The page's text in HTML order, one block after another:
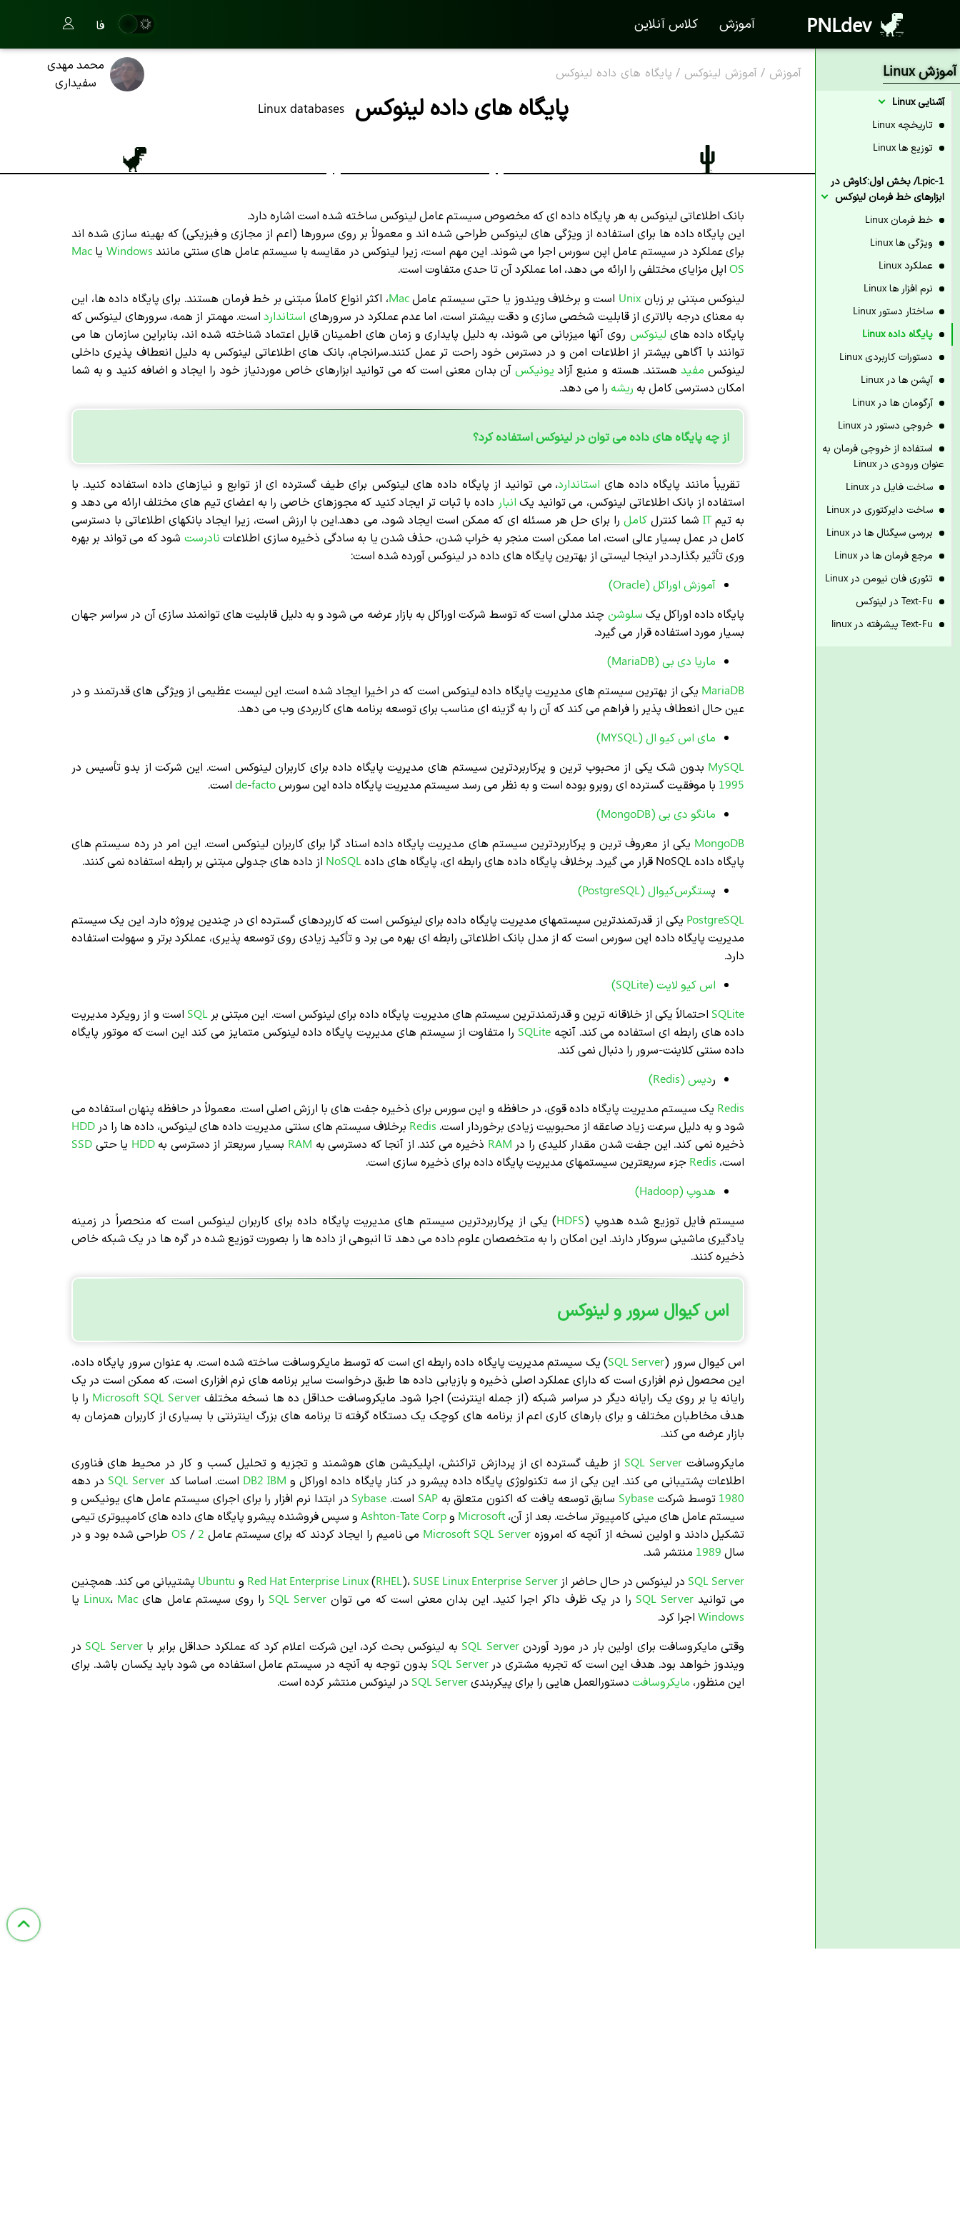
PNLdev آموزش کلاس آنلاین فا
محمد مهدی
سفیداری
آموزش / آموزش لینوکس / پایگاه های داده لینوکس
پایگاه های داده لینوکس Linux databases
بانک اطلاعاتی لینوکس به هر پایگاه داده ای که مخصوص سیستم عامل لینوکس ساخته شده است اشاره دارد.
این پایگاه داده ها برای استفاده از ویژگی های لینوکس طراحی شده اند و معمولاً بر روی سرورها (اعم از مجازی و فیزیکی) که بهینه سازی شده اند
برای عملکرد در سیستم عامل اپن سورس اجرا می شوند. این مهم است، زیرا لینوکس در مقایسه با سیستم عامل های سنتی مانند Windows یا Mac
OS اپل مزایای مختلفی را ارائه می دهد، اما عملکرد آن تا حدی متفاوت است.
لینوکس مبتنی بر زبان Unix است و برخلاف ویندوز یا حتی سیستم عاملMac، اکثر انواع کاملاً مبتنی بر خط فرمان هستند. برای پایگاه داده ها، این
به معنای درجه بالاتری از قابلیت شخصی سازی و دقت بیشتر است، اما عدم عملکرد در سرورهای استاندارد است. مهمتر از همه، سرورهای لینوکس که
پایگاه داده های لینوکس روی آنها میزبانی می شوند، به دلیل پایداری و زمان های اطمینان قابل اعتماد شناخته شده اند، بنابراین سازمان ها می
توانند با آگاهی بیشتر از اطلاعات امن و در دسترس خود راحت تر عمل کنند.سرانجام، بانک های اطلاعاتی لینوکس به دلیل انعطاف پذیری داخلی
لینوکس مفید هستند. هسته و منبع آزاد یونیکسآن بدان معنی است که می توانید ابزارهای خاص موردنیاز خود را ایجاد و اضافه کنید و به شما
امکان دسترسی کامل به ریشه را می دهد.
از چه پایگاه های داده می توان در لینوکس استفاده کرد؟
تقریباً مانند پایگاه داده های استاندارد، می توانید از پایگاه داده های لینوکس برای طیف گسترده ای از توابع و نیازهای داده استفاده کنید. با
استفاده از بانک اطلاعاتی لینوکس، می توانید یک انبار داده با ثبات تر ایجاد کنید که مجوزهای خاصی را به اعضای تیم های مختلف ارائه می دهد و
به تیم IT شما کنترل کامل را برای حل هر مسئله ای که ممکن است ایجاد شود، می دهد.این با ارزش است، زیرا ایجاد بانکهای اطلاعاتی با دسترسی
کامل در عمل بسیار عالی است، اما ممکن است منجر به خراب شدن، حذف شدن یا به سادگی ذخیره سازی اطلاعات نادرست شود که می تواند بر بهره
وری تأثیر بگذارد.در اینجا لیستی از بهترین پایگاه های داده در لینوکس آورده شده است:
آموزش اوراکل (Oracle)
پایگاه داده اوراکل یک سلوشن چند مدلی است که توسط شرکت اوراکل به بازار عرضه می شود و به دلیل قابلیت های توانمند سازی آن در سراسر جهان
بسیار مورد استفاده قرار می گیرد.
ماریا دی بی (MariaDB)
MariaDB یکی از بهترین سیستم های مدیریت پایگاه داده لینوکس است که در اخیرا ایجاد شده است. این لیست عظیمی از ویژگی های قدرتمند و در
عین حال انعطاف پذیر را فراهم می کند که آن را به گزینه ای مناسب برای توسعه برنامه های کاربردی وب می دهد.
مای اس کیو ال (MYSQL)
MySQL بدون شک یکی از محبوب ترین و پرکاربردترین سیستم های مدیریت پایگاه داده برای کاربران لینوکس است. این شرکت از بدو تأسیس در
1995 با موفقیت گسترده ای روبرو بوده است و به نظر می رسد سیستم مدیریت پایگاه داده اپن سورس de-facto
است.
مانگو دی بی (MongoDB)
MongoDB یکی از معروف ترین و پرکاربردترین سیستم های مدیریت پایگاه داده اسناد گرا برای کاربران لینوکس است. این امر در رده سیستم های
پایگاه داده NoSQL قرار می گیرد. برخلاف پایگاه داده های رابطه ای، پایگاه های داده
NoSQL از داده های جدولی مبتنی بر رابطه استفاده نمی کنند.
پستگرس‌کیوال (PostgreSQL)
PostgreSQL یکی از قدرتمندترین سیستمهای مدیریت پایگاه داده برای لینوکس است که کاربردهای گسترده ای در چندین پروژه دارد. این یک سیستم
مدیریت پایگاه داده اپن سورس است که از مدل بانک اطلاعاتی رابطه ای بهره می برد و تأکید زیادی روی توسعه پذیری، عملکرد برتر و سهولت استفاده
دارد.
اس کیو لایت (SQLite)
SQLite احتمالاً یکی از خلاقانه ترین و قدرتمندترین سیستم های مدیریت پایگاه داده برای لینوکس است. این مبتنی بر SQL است و از رویکرد مدیریت
داده های رابطه ای استفاده می کند. آنچهSQLite را متفاوت از سیستم های مدیریت پایگاه داده لینوکس متمایز می کند این است که موتور پایگاه
داده سنتی کلاینت-سرور را دنبال نمی کند.
ردیس (Redis)
Redis یک سیستم مدیریت پایگاه داده قوی، در حافظه و اپن سورس برای ذخیره جفت های با ارزش اصلی است. معمولاً در حافظه پنهان استفاده می
شود و به دلیل سرعت زیاد صاعقه از محبوبیت زیادی برخوردار است. Redis برخلاف سیستم های سنتی مدیریت داده های لینوکس، داده ها را در HDD
ذخیره نمی کند. این جفت شدن مقدار کلیدی را در RAM ذخیره می کند. از آنجا که دسترسی به RAM بسیار سریعتر از دسترسی بهHDD یا حتی SSD
است، Redis جزء سریعترین سیستمهای مدیریت پایگاه داده برای ذخیره سازی است.
هدوپ (Hadoop)
سیستم فایل توزیع شده هدوپ (HDFS) یکی از پرکاربردترین سیستم های مدیریت پایگاه داده برای کاربران لینوکس است که منحصراً در زمینه
یادگیری ماشینی سروکار دارند. این امکان را به متخصصان علوم داده می دهد تا انبوهی از داده ها را بصورت توزیع شده در گره ها در یک شبکه خاص
ذخیره کنند.
اس کیوال سرور و لینوکس
اس کیوال سرور (SQL Server) یک سیستم مدیریت پایگاه داده رابطه ای است که توسط مایکروسافت ساخته شده است. به عنوان سرور پایگاه داده،
این محصول نرم افزاری است که دارای عملکرد اصلی ذخیره و بازیابی داده ها طبق درخواست سایر برنامه های نرم افزاری است، که ممکن است در یک
رایانه یا بر روی یک رایانه دیگر در سراسر شبکه (از جمله اینترنت) اجرا شود. مایکروسافت حداقل ده ها نسخه مختلفMicrosoft SQL Server را با
هدف مخاطبان مختلف و برای بارهای کاری اعم از برنامه های کوچک یک دستگاه گرفته تا برنامه های بزرگ اینترنتی با بسیاری از کاربران همزمان به
بازار عرضه می کند.
مایکروسافت
SQL Server
از طیف گسترده ای از پردازش تراکنش، اپلیکیشن های هوشمند و تجزیه و تحلیل کسب و کار در محیط های فناوری
اطلاعات پشتیبانی می کند. این یکی از سه تکنولوژی پایگاه داده پیشرو در کنار پایگاه داده اوراکل وDB2 IBM است. اساسا کد
در دهه
1980 توسط شرکت Sybase سابق توسعه یافت که اکنون متعلق بهSAP است. Sybase در ابتدا نرم افزار را برای اجرای سیستم عامل های یونیکس و
سیستم عامل های مینی کامپیوتر ساخت. بعد از آن، Microsoft وAshton-Tate Corpو سپس فروشنده پیشرو پایگاه های داده های کامپیوتری تیمی
تشکیل دادند و اولین نسخه از آنچه که امروزه
Microsoft SQL Server می نامیم را ایجاد کردند که برای سیستم عامل OS / 2
طراحی شده بود و در
سال 1989 منتشر شد.
SQL Server در لینوکس در حال حاضر از Red Hat Enterprise Linux(RHEL)، SUSE Linux Enterprise Server و Ubuntu پشتیبانی می کند. همچنین
می توانید SQL Server را در یک ظرف داکر اجرا کنید. این بدان معنی است که می توان SQL Server را روی سیستم عامل های Linux، Mac
یا
Windows اجرا کرد.
وقتی مایکروسافت برای اولین بار در مورد آوردن
SQL Server به لینوکس بحث کرد، این شرکت اعلام کرد که عملکرد حداقل برابر با SQL Server
در
ویندوز خواهد بود. هدف این است که تجربه مشتری در
SQL Server
بدون توجه به آنچه در سیستم عامل استفاده می شود باید یکسان باشد. برای
این منظور، مایکروسافت دستورالعمل هایی را برای پیکربندی SQL Server در لینوکس منتشر کرده است.
آموزش Linux
آشنایی Linux
تاریخچه Linux
توزیع ها Linux
Lpic-1/ بخش اول:کاوش در
ابزارهای خط فرمان لینوکس
خط فرمان Linux
ویژگی ها Linux
عملکرد Linux
نرم افزار ها Linux
ساختار دستور Linux
پایگاه داده Linux
دستورات کاربردی Linux
آپشن ها در Linux
آرگومان ها در Linux
خروجی دستور در Linux
استفاده از خروجی فرمان به
عنوان ورودی در Linux
ساخت فایل در Linux
ساخت دایرکتوری در Linux
بررسی سیگنال ها در Linux
مرجع فرمان ها در Linux
تئوری فان نیومن در Linux